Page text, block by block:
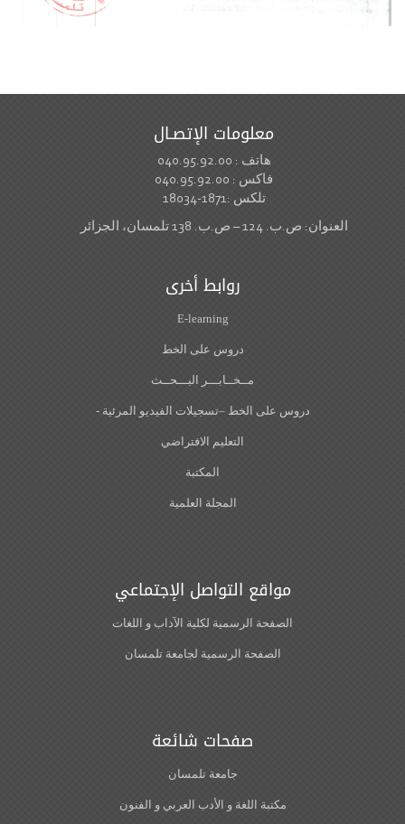
معلومات الإتصـال
ص.ب. 124 – ص.ب. 138 تلمسان، الجزائر
روابط أخرى
دروس على الخط
مــخــابـــر البـــحــث
دروس على الخط –تسجيلات الفيديو المرئية -
التعليم الافتراضي
مواقع التواصل الإجتماعي
الصفحة الرسمية لكلية الآداب و اللغات‎
الصفحة الرسمية لجامعة تلمسان
صفحات شائعة
مكتبة اللغة و الأدب العربي و الفنون